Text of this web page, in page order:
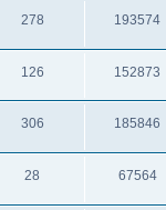
278 193574
126 152873
306 185846
28 67564